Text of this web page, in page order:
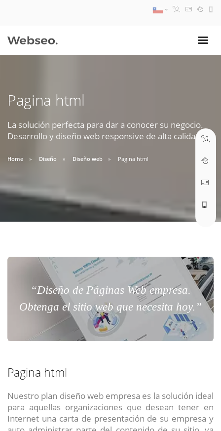
Pagina html
La solución perfecta para dar a conocer su negocio.
Desarrollo y diseño web responsive de alta calidad.
Home Diseño Diseño web Pagina html
“Diseño de Páginas Web empresa.
Obtenga el sitio web que necesita hoy.”
Pagina html
Nuestro plan diseño web empresa es la solución ideal
para aquellas organizaciones que desean tener en
Internet una carta de presentación de su empresa y
09:30 AM A 18:30 PM
soporte@webseo.cl